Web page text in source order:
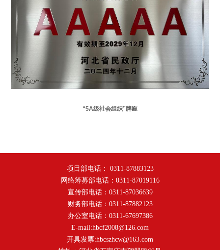
“5A级社会组织”牌匾
项目部电话： 0311-87883123
网络筹募部电话：0311-87019116
宣传部电话：0311-87036639
财务部电话：0311-87882123
办公室电话：0311-67697386
E-mail:hbcf2008@126.com
开具发票:hbcszhcw@163.com